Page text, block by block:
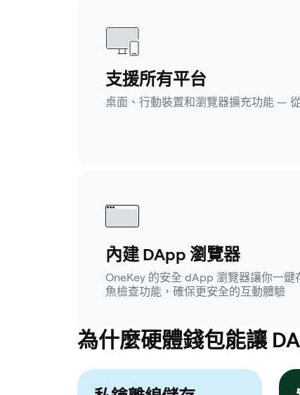
支援所有平台
桌面、行動裝置和瀏覽器擴充功能 —
內建 DApp 瀏覽器
OneKey 的安全 dApp 瀏覽器讓你一鍵
魚檢查功能，確保更安全的互動體驗
為什麼硬體錢包能讓